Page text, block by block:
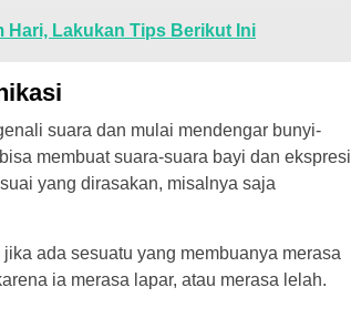
Hari, Lakukan Tips Berikut Ini
suara dan mulai mendengar bunyi-
membuat suara-suara bayi dan ekspresi
yang dirasakan, misalnya saja
ada sesuatu yang membuanya merasa
ia merasa lapar, atau merasa lelah.